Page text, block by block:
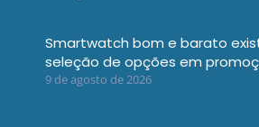
Smartwatch bom e barato
seleção de opções em
9 de agosto de 2026